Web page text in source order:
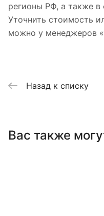
регионы РФ, а также
Уточнить стоимость
можно у менеджеров
Назад к списку
Вас также